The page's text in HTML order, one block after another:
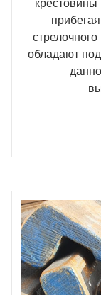
обладают